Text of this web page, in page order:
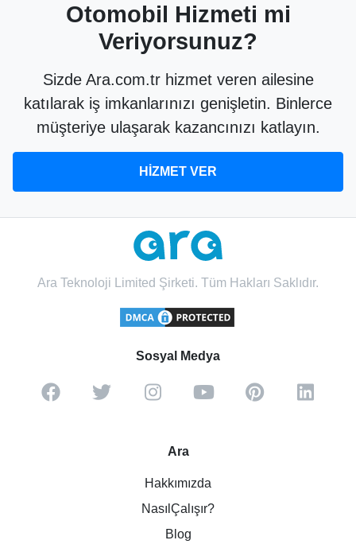
Otomobil Hizmeti mi
Veriyorsunuz?
Sizde Ara.com.tr hizmet veren ailesine
katılarak iş imkanlarınızı genişletin. Binlerce
müşteriye ulaşarak kazancınızı katlayın.
HİZMET VER
Ara Teknoloji Limited Şirketi. Tüm Hakları Saklıdır.
Sosyal Medya
Ara
Hakkımızda
NasılÇalışır?
Blog